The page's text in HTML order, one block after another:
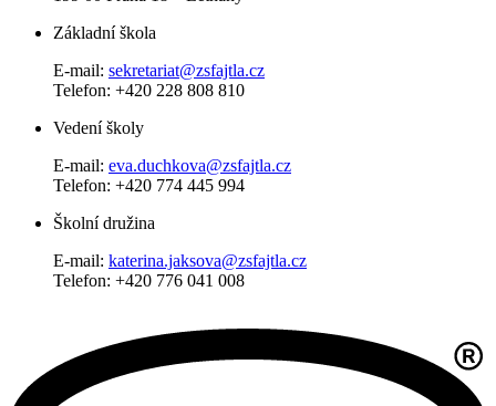
Základní škola
E-mail: sekretariat@zsfajtla.cz
Telefon: +420 228 808 810
Vedení školy
E-mail: eva.duchkova@zsfajtla.cz
Telefon: +420 774 445 994
Školní družina
E-mail: katerina.jaksova@zsfajtla.cz
Telefon: +420 776 041 008